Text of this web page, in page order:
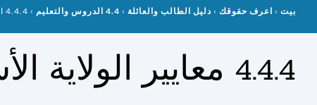
فتات
بيت اعرف حقوقك دليل الطالب والعائلة 4.4 الدروس والتعليم
4.4.4 معايير الولاية الأساسية المشتركة